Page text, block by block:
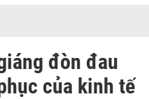
đòn đau
của kinh tế